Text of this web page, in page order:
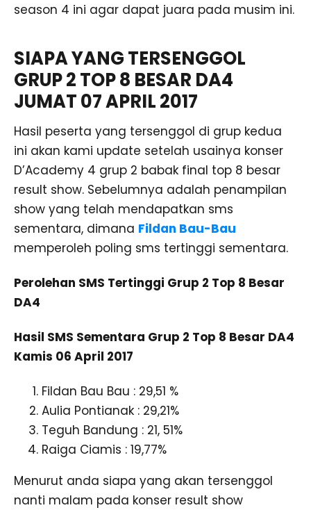
season 4 ini agar dapat juara pada musim ini.
SIAPA YANG TERSENGGOL
GRUP 2 TOP 8 BESAR DA4
JUMAT 07 APRIL 2017
Hasil peserta yang tersenggol di grup kedua
ini akan kami update setelah usainya konser
D’Academy 4 grup 2 babak final top 8 besar
result show. Sebelumnya adalah penampilan
show yang telah mendapatkan sms
sementara, dimana Fildan Bau-Bau
memperoleh poling sms tertinggi sementara.
Perolehan SMS Tertinggi Grup 2 Top 8 Besar
DA4
Hasil SMS Sementara Grup 2 Top 8 Besar DA4
Kamis 06 April 2017
Fildan Bau Bau : 29,51 %
Aulia Pontianak : 29,21%
Teguh Bandung : 21, 51%
Raiga Ciamis : 19,77%
Menurut anda siapa yang akan tersenggol
nanti malam pada konser result show